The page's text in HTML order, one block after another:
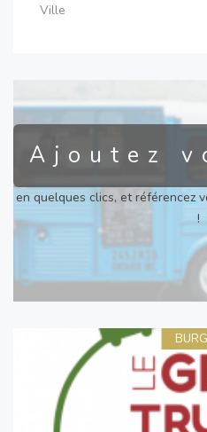
Ville
Ajoutez
en quelques clics, et référencez
!